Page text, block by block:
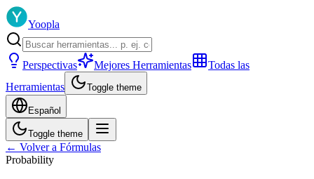
Yoopla
Perspectivas Mejores Herramientas
Todas las
Herramientas
Toggle theme
Español
Toggle theme
← Volver a Fórmulas
Probability